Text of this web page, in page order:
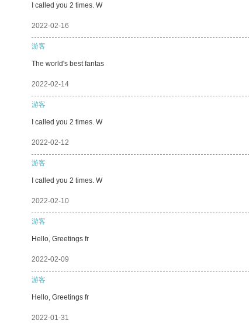
I called you 2 times. W
2022-02-16
游客
The world's best fantas
2022-02-14
游客
I called you 2 times. W
2022-02-12
游客
I called you 2 times. W
2022-02-10
游客
Hello, Greetings fr
2022-02-09
游客
Hello, Greetings fr
2022-01-31